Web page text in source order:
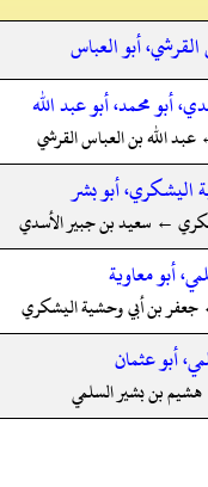
أبو العباس
أبو محمد، أبو عبد الله
الله بن العباس القرشي
اليشكري، أبو بشر
← سعيد بن جبير الأسدي
أبو معاوية
بن أبي وحشية اليشكري
أبو عثمان
بن بشير السلمي